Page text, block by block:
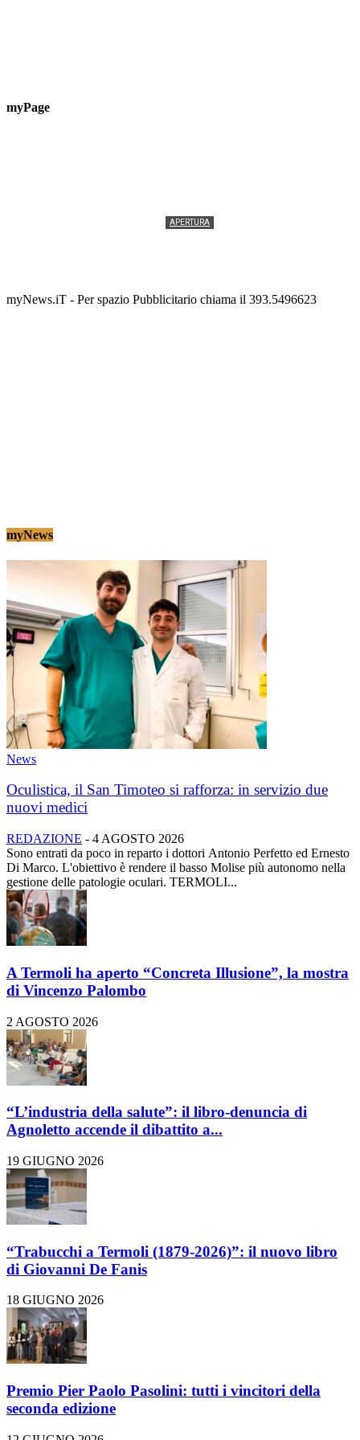
myPage
APERTURA
myNews.iT - Per spazio Pubblicitario chiama il 393.5496623
myNews
News
Oculistica, il San Timoteo si rafforza: in servizio due
nuovi medici
REDAZIONE - 4 AGOSTO 2026
Sono entrati da poco in reparto i dottori Antonio Perfetto ed Ernesto
Di Marco. L'obiettivo è rendere il basso Molise più autonomo nella
gestione delle patologie oculari. TERMOLI...
A Termoli ha aperto “Concreta Illusione”, la mostra
di Vincenzo Palombo
2 AGOSTO 2026
“L’industria della salute”: il libro-denuncia di
Agnoletto accende il dibattito a...
19 GIUGNO 2026
“Trabucchi a Termoli (1879-2026)”: il nuovo libro
di Giovanni De Fanis
18 GIUGNO 2026
Premio Pier Paolo Pasolini: tutti i vincitori della
seconda edizione